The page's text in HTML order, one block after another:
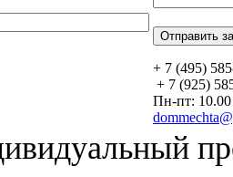
+ 7 (495)
+ 7 (925)
Пн-пт: 10.00